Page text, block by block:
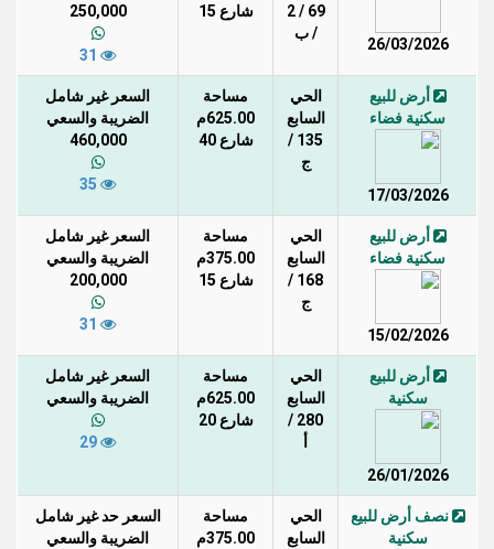
26/03/2026
69 / 2
/ ب
شارع 15
250,000
أرض للبيع
سكنية فضاء
17/03/2026
الحي
السابع
135 /
ج
مساحة
625.00م
شارع 40
السعر غير شامل
الضريبة والسعي
460,000
أرض للبيع
سكنية فضاء
15/02/2026
الحي
السابع
168 /
ج
مساحة
375.00م
شارع 15
السعر غير شامل
الضريبة والسعي
200,000
أرض للبيع
سكنية
26/01/2026
الحي
السابع
280 /
مساحة
625.00م
شارع 20
السعر غير شامل
الضريبة والسعي
نصف أرض للبيع
سكنية
الحي
السابع
مساحة
375.00م
السعر حد غير شامل
الضريبة والسعي